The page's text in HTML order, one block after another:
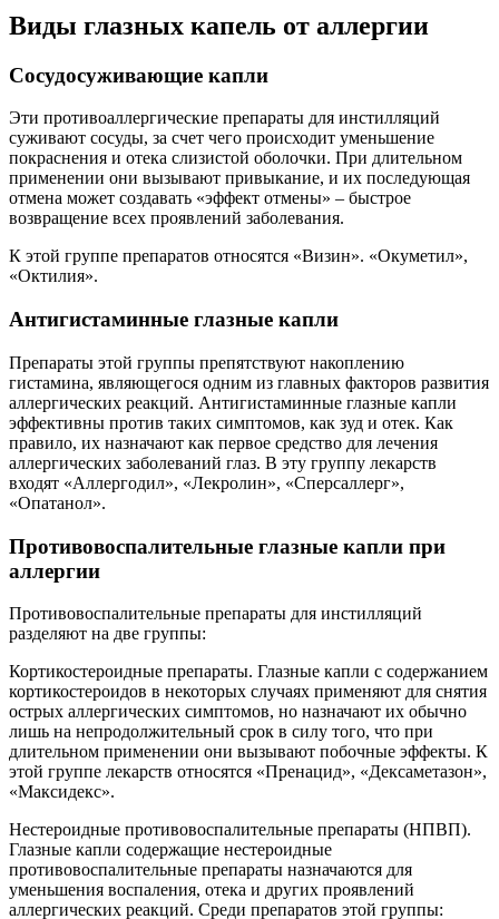
Виды глазных капель от аллергии
Сосудосуживающие капли
Эти противоаллергические препараты для инстилляций
суживают сосуды, за счет чего происходит уменьшение
покраснения и отека слизистой оболочки. При длительном
применении они вызывают привыкание, и их последующая
отмена может создавать «эффект отмены» – быстрое
возвращение всех проявлений заболевания.
К этой группе препаратов относятся «Визин». «Окуметил»,
«Октилия».
Антигистаминные глазные капли
Препараты этой группы препятствуют накоплению
гистамина, являющегося одним из главных факторов развития
аллергических реакций. Антигистаминные глазные капли
эффективны против таких симптомов, как зуд и отек. Как
правило, их назначают как первое средство для лечения
аллергических заболеваний глаз. В эту группу лекарств
входят «Аллергодил», «Лекролин», «Сперсаллерг»,
«Опатанол».
Противовоспалительные глазные капли при
аллергии
Противовоспалительные препараты для инстилляций
разделяют на две группы:
Кортикостероидные препараты. Глазные капли с содержанием
кортикостероидов в некоторых случаях применяют для снятия
острых аллергических симптомов, но назначают их обычно
лишь на непродолжительный срок в силу того, что при
длительном применении они вызывают побочные эффекты. К
этой группе лекарств относятся «Пренацид», «Дексаметазон»,
«Максидекс».
Нестероидные противовоспалительные препараты (НПВП).
Глазные капли содержащие нестероидные
противовоспалительные препараты назначаются для
уменьшения воспаления, отека и других проявлений
аллергических реакций. Среди препаратов этой группы: